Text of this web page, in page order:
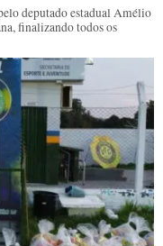
deputado estadual Amélio
finalizando todos os